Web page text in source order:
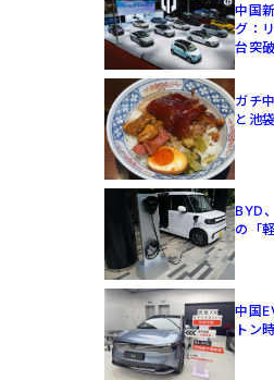
中国
グ：
台突
ガチ
と池
BYD
の「
中国
トン